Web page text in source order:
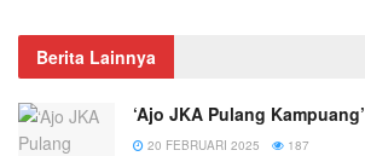
Berita Lainnya
‘Ajo JKA Pulang Kampuang’
20 FEBRUARI 2025 187